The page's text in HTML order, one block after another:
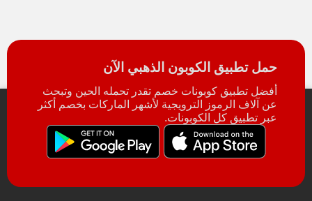
حمل تطبيق الكوبون الذهبي الآن
أفضل تطبيق كوبونات خصم تقدر تحمله الحين وتبحث
عن آلاف الرموز الترويجية لأشهر الماركات بخصم أكثر
عبر تطبيق كل الكوبونات.